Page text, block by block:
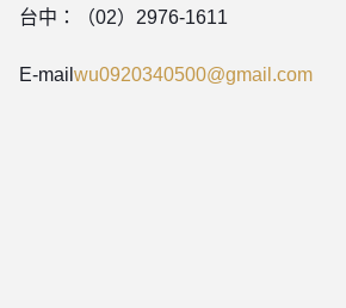
台中：（02）2976-1611
E-mail wu0920340500@gmail.com